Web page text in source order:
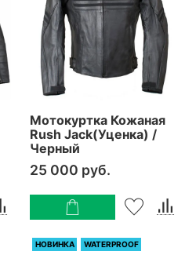
Мотокуртка Кожаная
Rush Jack(Уценка) /
Черный
25 000 руб.
НОВИНКА WATERPROOF